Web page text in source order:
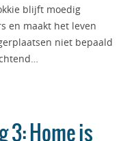
blijft moedig
en maakt het leven
niet bepaald
3: Home is